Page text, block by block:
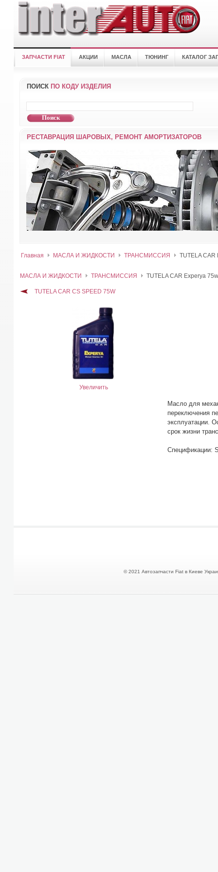
ЗАПЧАСТИ FIAT АКЦИИ МАСЛА ТЮНИНГ КАТАЛОГ
ПОИСК ПО КОДУ ИЗДЕЛИЯ
РЕСТАВРАЦИЯ ШАРОВЫХ, РЕМОНТ АМОРТИЗАТОРОВ
Главная МАСЛА И ЖИДКОСТИ ТРАНСМИССИЯ TUTELA
МАСЛА И ЖИДКОСТИ ТРАНСМИССИЯ TUTELA CAR Experya
TUTELA CAR CS SPEED 75W
Увеличить
Маcло для
переключения
эксплуатации.
срок жизни
Спецификации:
© 2021 Автозапчасти Fiat в Киеве